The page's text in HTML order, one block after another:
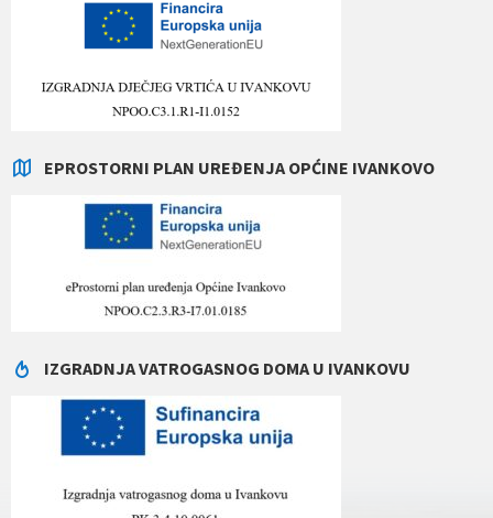
EPROSTORNI PLAN UREĐENJA OPĆINE IVANKOVO
IZGRADNJA VATROGASNOG DOMA U IVANKOVU